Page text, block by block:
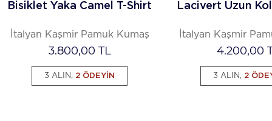
Bisiklet Yaka Camel T-Shirt
İtalyan Kaşmir Pamuk Kumaş
3.800,00 TL
3 ALIN, 2 ÖDEYİN
Lacivert Uzun
İtalyan Kaşmir
4.200,00
3 ALIN, 2